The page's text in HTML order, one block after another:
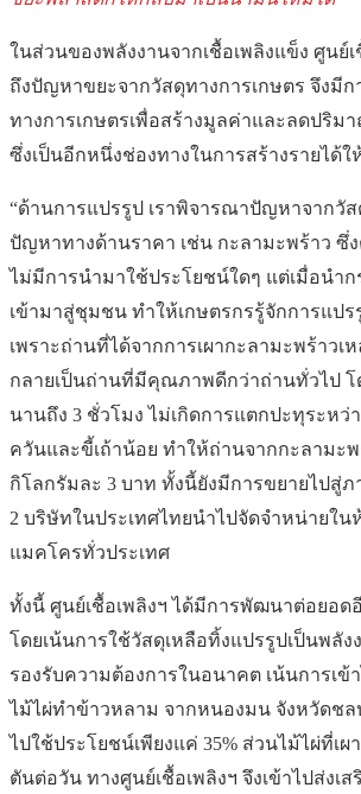
ในส่วนของพลังงานจากเชื้อเพลิงแข็ง ศูนย์เ
ถึงปัญหาขยะจากวัสดุทางการเกษตร จึงมีก
ทางการเกษตรเพื่อสร้างมูลค่าและลดปริม
ซึ่งเป็นอีกหนึ่งช่องทางในการสร้างรายได้ใ
“ด้านการแปรรูป เราพิจารณาปัญหาจากวั
ปัญหาทางด้านราคา เช่น กะลามะพร้าว ซึ่ง
ไม่มีการนำมาใช้ประโยชน์ใดๆ แต่เมื่อนำก
เข้ามาสู่ชุมชน ทำให้เกษตรกรรู้จักการแปร
เพราะถ่านที่ได้จากการเผากะลามะพร้าว
กลายเป็นถ่านที่มีคุณภาพดีกว่าถ่านทั่วไป โ
นานถึง 3 ชั่วโมง ไม่เกิดการแตกปะทุระหว่
ควันและขี้เถ้าน้อย ทำให้ถ่านจากกะลามะ
กิโลกรัมละ 3 บาท ทั้งนี้ยังมีการขยายไปสู่
2 บริษัทในประเทศไทยนำไปจัดจำหน่ายใน
แมคโครทั่วประเทศ
ทั้งนี้ ศูนย์เชื้อเพลิงฯ ได้มีการพัฒนาต่อยอด
โดยเน้นการใช้วัสดุเหลือทิ้งแปรรูปเป็นพลัง
รองรับความต้องการในอนาคต เน้นการเข้
ไม้ไผ่ทำข้าวหลาม จากหนองมน จังหวัดช
ไปใช้ประโยชน์เพียงแค่ 35% ส่วนไม้ไผ่ที่เ
ตันต่อวัน ทางศูนย์เชื้อเพลิงฯ จึงเข้าไปส่งเ